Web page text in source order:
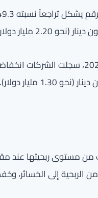
من أصل 13 قطاعاً نشطاً زادت من
من الربحية إلى